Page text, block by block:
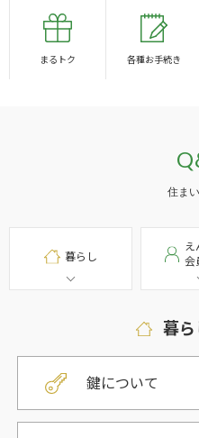
まるトク 各種お手続き
住ま
暮らし
え
会
暮
鍵について